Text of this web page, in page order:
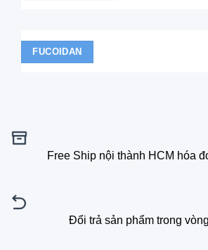
FUCOIDAN
Free Ship nội thành HCM hóa
Đổi trả sản phẩm trong